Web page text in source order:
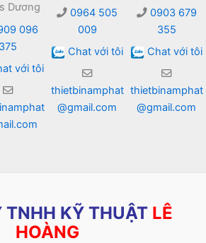
Dương
096
375
với tôi
0964 505
009
Chat với tôi
thietbinamphat
@gmail.com
0903 679
355
Chat với tôi
thietbinamphat
@gmail.com
TNHH KỸ THUẬT LÊ
HOÀNG